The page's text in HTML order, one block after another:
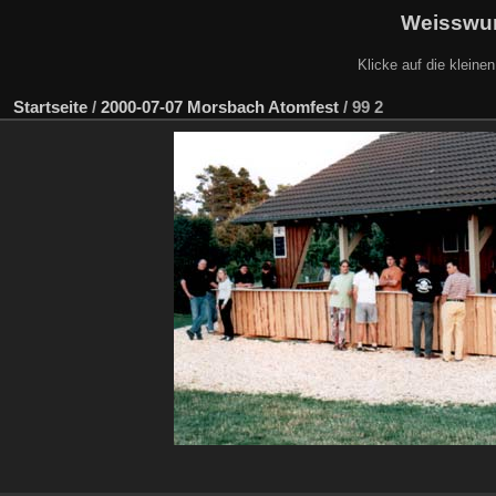
Klicke auf die
Startseite / 2000-07-07 Morsbach Atomfest / 99 2